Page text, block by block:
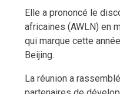
Elle a prononcé le
africaines (AWLN) en
qui marque cette
Beijing.
La réunion a